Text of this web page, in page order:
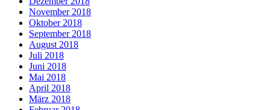
November 2018
Oktober 2018
September 2018
August 2018
Juli 2018
Juni 2018
Mai 2018
April 2018
März 2018